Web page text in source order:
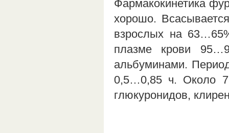
Фармакокинетика
хорошо.
взрослых на
плазме крови
альбуминами.
0,5…0,85 ч. Около
глюкуронидов,